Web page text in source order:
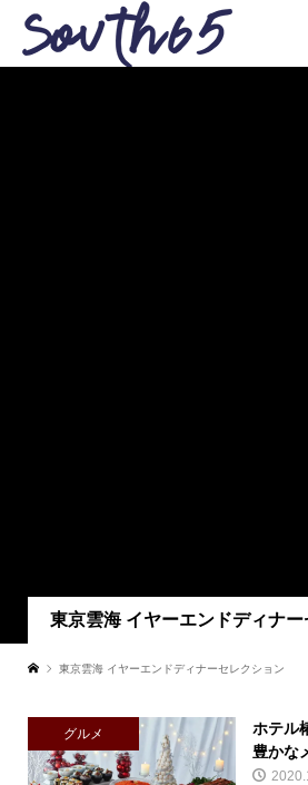
東京雲海 イヤーエンドディナ
東京雲海 イヤーエンドディナーセレクション
グルメ
ホテル
豊かな